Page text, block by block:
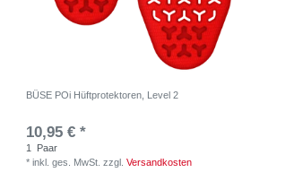
BÜSE POi Hüftprotektoren, Level 2
10,95 € *
1
Paar
*inkl. ges. MwSt. zzgl.Versandkosten